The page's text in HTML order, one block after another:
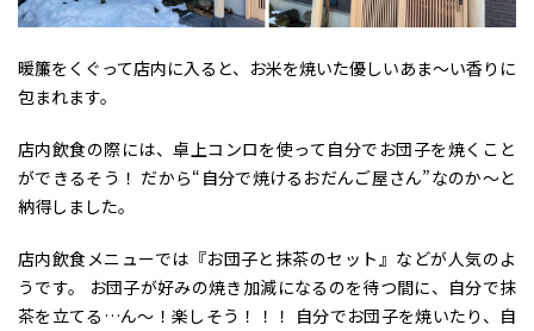
暖簾をくぐって店内に入ると、お米を焼いた優しいあま～い香りに
包まれます。
店内飲食の際には、卓上コンロを使って自分でお団子を焼くこと
ができるそう！ だから“自分で焼けるおだんご屋さん”なのか～と
納得しました。
店内飲食メニューでは『お団子と抹茶のセット』などが人気のよ
うです。 お団子が好みの焼き加減になるのを待つ間に、自分で抹
茶を立てる…ん～！楽しそう！！！ 自分でお団子を焼いたり、自